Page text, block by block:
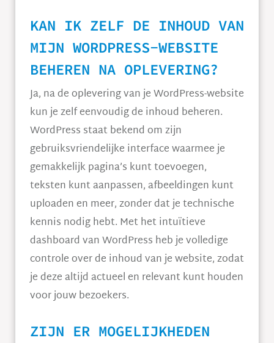
KAN IK ZELF DE INHOUD VAN
MIJN WORDPRESS-WEBSITE
BEHEREN NA OPLEVERING?
Ja, na de oplevering van je WordPress-website
kun je zelf eenvoudig de inhoud beheren.
WordPress staat bekend om zijn
gebruiksvriendelijke interface waarmee je
gemakkelijk pagina’s kunt toevoegen,
teksten kunt aanpassen, afbeeldingen kunt
uploaden en meer, zonder dat je technische
kennis nodig hebt. Met het intuïtieve
dashboard van WordPress heb je volledige
controle over de inhoud van je website, zodat
je deze altijd actueel en relevant kunt houden
voor jouw bezoekers.
ZIJN ER MOGELIJKHEDEN